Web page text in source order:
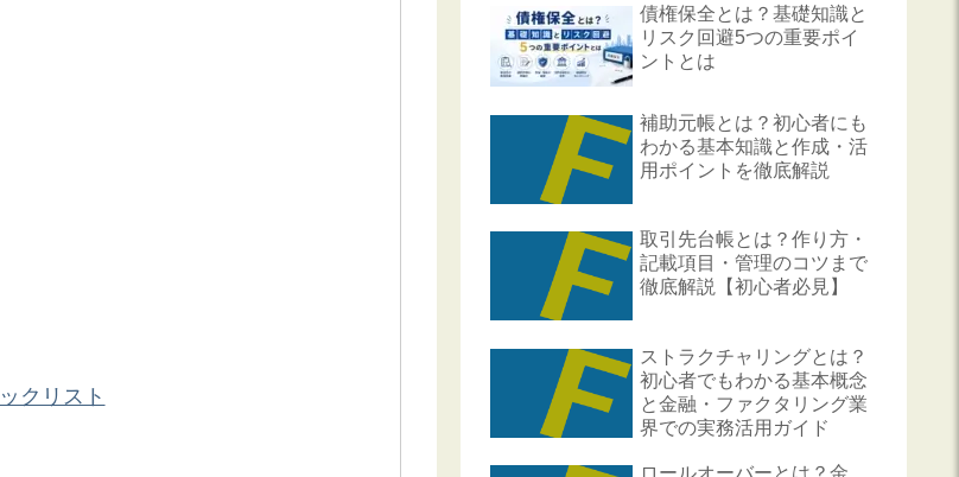
クリスト
債権保全とは？基礎知識と
リスク回避5つの重要ポイ
ントとは
補助元帳とは？初心者にも
わかる基本知識と作成・活
用ポイントを徹底解説
取引先台帳とは？作り方・
記載項目・管理のコツまで
徹底解説【初心者必見】
ストラクチャリングとは？
初心者でもわかる基本概念
と金融・ファクタリング業
界での実務活用ガイド
ロールオーバーとは？金